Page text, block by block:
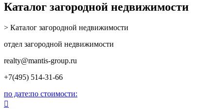
Каталог загородной недвижимости
> Каталог загородной недвижимости
отдел загородной недвижимости
realty@mantis-group.ru
+7(495) 514-31-66
по дате:по стоимости:
